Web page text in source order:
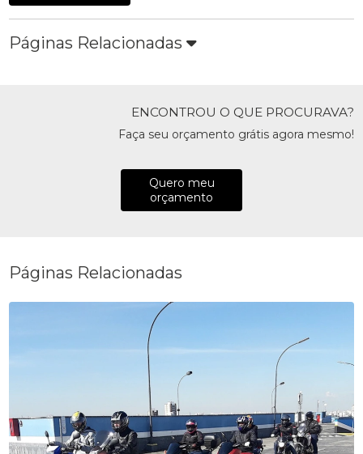
Páginas Relacionadas
ENCONTROU O QUE PROCURAVA?
Faça seu orçamento grátis agora mesmo!
Quero meu
orçamento
Páginas Relacionadas